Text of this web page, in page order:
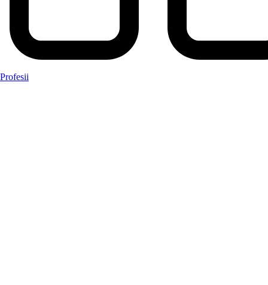
Profesii